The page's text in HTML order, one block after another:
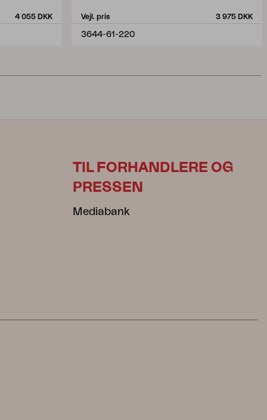
4 055 DKK Vejl. pris 3 975 DKK
3644-61-220
TIL FORHANDLERE OG
PRESSEN
Mediabank